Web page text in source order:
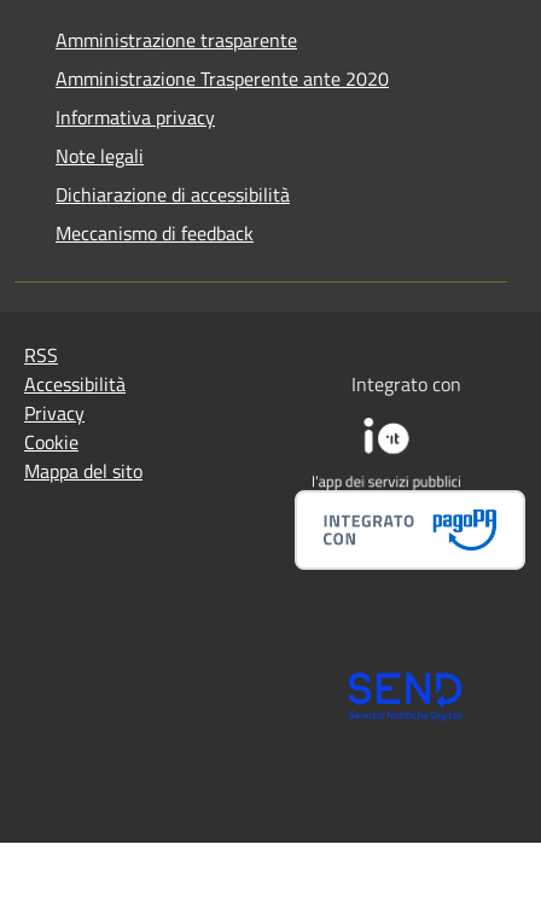
Amministrazione trasparente
Amministrazione Trasperente ante 2020
Informativa privacy
Note legali
Dichiarazione di accessibilità
Meccanismo di feedback
RSS
Accessibilità
Privacy
Cookie
Mappa del sito
Integrato con